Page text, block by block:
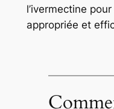
l’ivermectine
appropriée et